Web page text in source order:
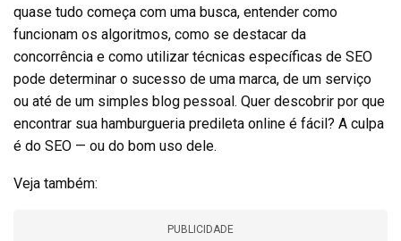
quase tudo começa com uma busca, entender como
funcionam os algoritmos, como se destacar da
concorrência e como utilizar técnicas específicas de SEO
pode determinar o sucesso de uma marca, de um serviço
ou até de um simples blog pessoal. Quer descobrir por que
encontrar sua hamburgueria predileta online é fácil? A culpa
é do SEO — ou do bom uso dele.
Veja também:
PUBLICIDADE